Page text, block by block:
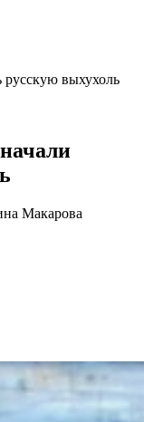
русскую выхухоль
Макарова